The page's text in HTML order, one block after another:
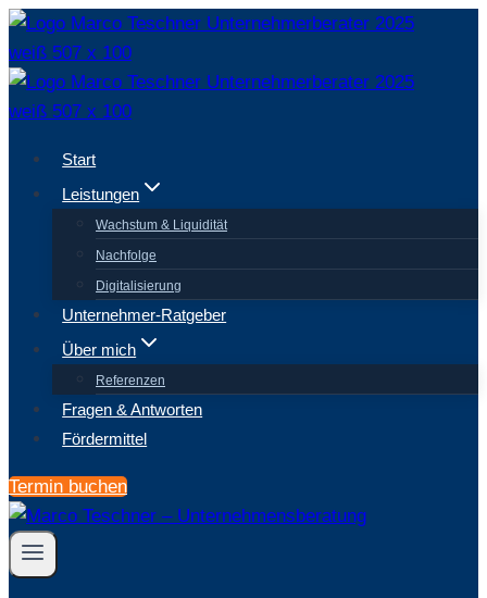
Zum
Inhalt
springen
Start
Leistungen
Wachstum & Liquidität
Nachfolge
Digitalisierung
Unternehmer-Ratgeber
Über mich
Referenzen
Fragen & Antworten
Fördermittel
Termin buchen